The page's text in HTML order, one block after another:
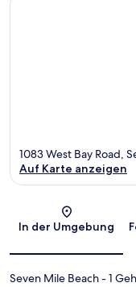
1083 West Bay Road,
Auf Karte anzeigen
In der Umgebung
Seven Mile Beach- 1